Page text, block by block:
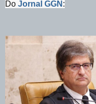
Do Jornal GGN :